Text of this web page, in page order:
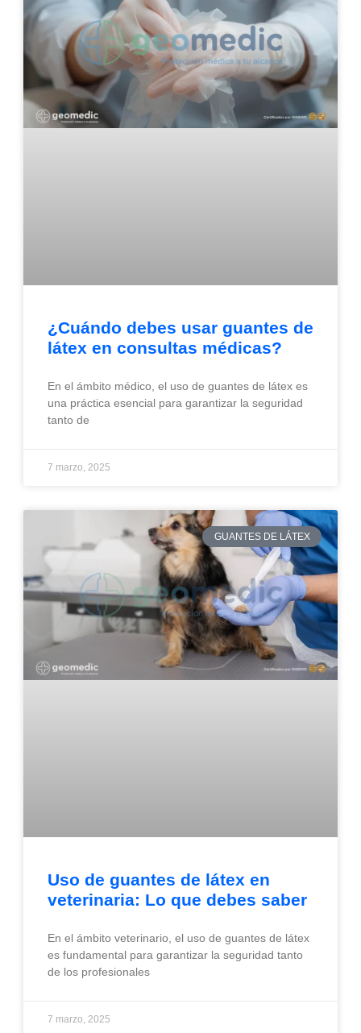
¿Cuándo debes usar guantes de
látex en consultas médicas?
En el ámbito médico, el uso de guantes de látex es
una práctica esencial para garantizar la seguridad
tanto de
7 marzo, 2025
GUANTES DE LÁTEX
Uso de guantes de látex en
veterinaria: Lo que debes saber
En el ámbito veterinario, el uso de guantes de látex
es fundamental para garantizar la seguridad tanto
de los profesionales
7 marzo, 2025